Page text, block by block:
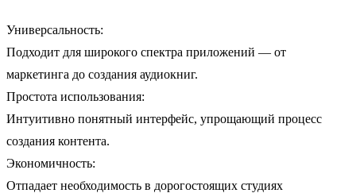
Универсальность:
Подходит для широкого спектра приложений — от
маркетинга до создания аудиокниг.
Простота использования:
Интуитивно понятный интерфейс, упрощающий процесс
создания контента.
Экономичность:
Отпадает необходимость в дорогостоящих студиях